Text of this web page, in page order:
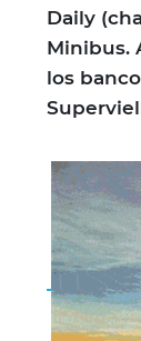
Daily
Minibus.
los